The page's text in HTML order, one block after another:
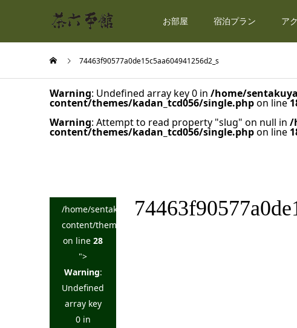
お部屋 宿泊プラン ア
74463f90577a0de15c5aa604941256d2_s
Warning: Undefined array key 0 in /home/
content/themes/kadan_tcd056/single.phpon line
Warning: Attempt to read property "slug" on null in /
content/themes/kadan_tcd056/single.phpon line
/home/sentakuya/charoku.jp/public_html/wp-
content/themes/kadan_tcd056/single.php
on line 28
">
Warning:
Undefined
array key
0 in